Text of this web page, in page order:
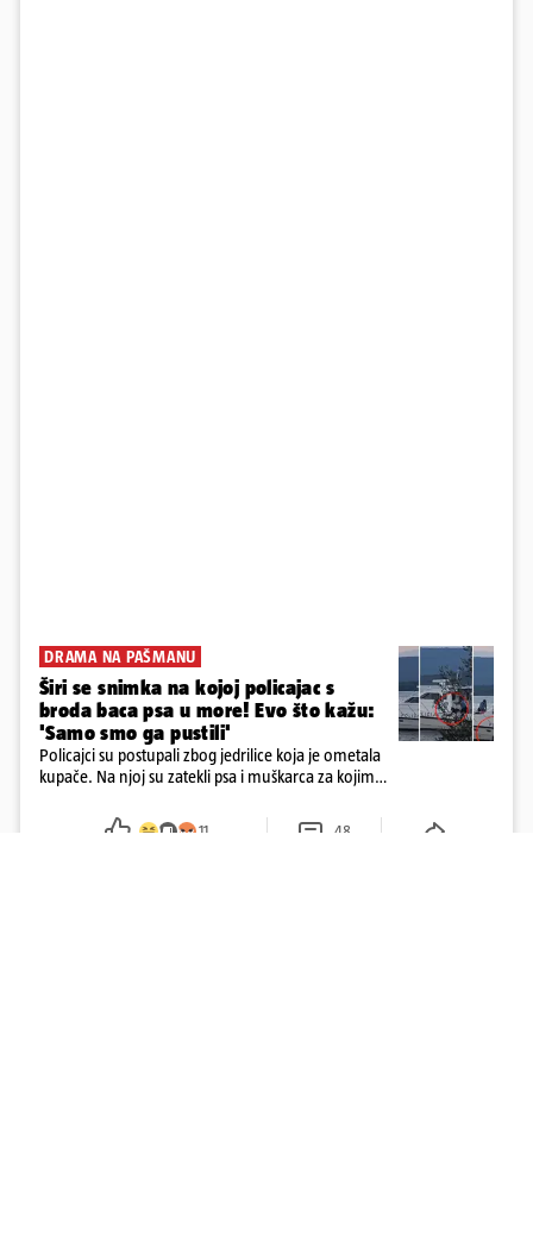
DRAMA NA PAŠMANU
Širi se snimka na kojoj policajac s
broda baca psa u more! Evo što kažu:
'Samo smo ga pustili'
Policajci su postupali zbog jedrilice koja je ometala
kupače. Na njoj su zatekli psa i muškarca za kojim
ga uhitili, a psa je preuzeo komunalni redar
11 48